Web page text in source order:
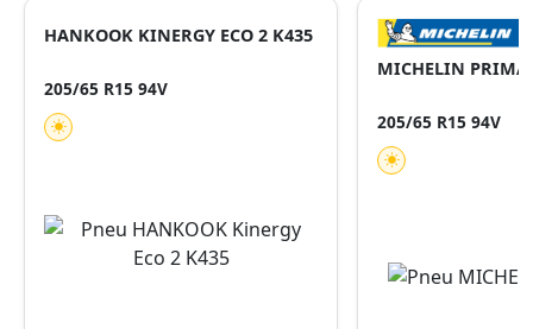
HANKOOK KINERGY ECO 2 K435
205/65 R15 94V
MICHELIN
205/65 R15 94V